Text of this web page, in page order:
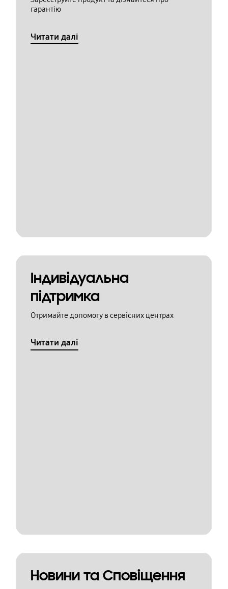
гарантію
Читати далі
Індивідуальна
підтримка
Отримайте допомогу в сервісних центрах
Читати далі
Новини та Сповіщення